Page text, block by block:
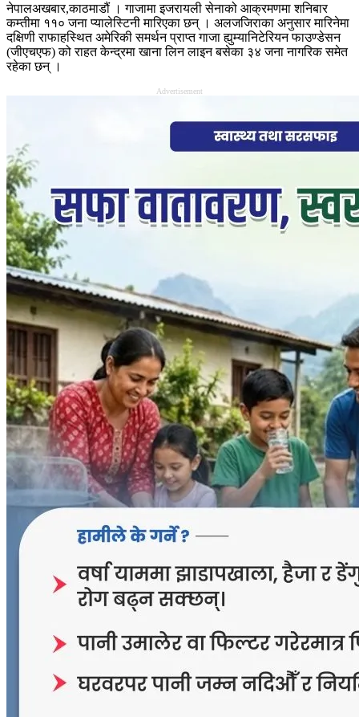
नेपालअखबार,काठमाडौं । गाजामा इजरायली सेनाको आक्रमणमा शनिबार
कम्तीमा ११० जना प्यालेस्टिनी मारिएका छन् । अलजजिराका अनुसार मारिनेमा
दक्षिणी राफाहस्थित अमेरिकी समर्थन प्राप्त गाजा ह्युम्यानिटेरियन फाउण्डेसन
(जीएचएफ) को राहत केन्द्रमा खाना लिन लाइन बसेका ३४ जना नागरिक समेत
रहेका छन् ।
Advertisement